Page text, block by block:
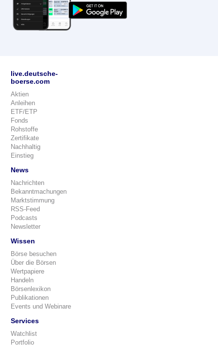
live.deutsche-
boerse.com
Aktien
Anleihen
ETF/ETP
Fonds
Rohstoffe
Zertifikate
Nachhaltig
Einstieg
News
Nachrichten
Bekanntmachungen
Marktstimmung
RSS-Feed
Podcasts
Newsletter
Wissen
Börse besuchen
Über die Börsen
Wertpapiere
Handeln
Börsenlexikon
Publikationen
Events und Webinare
Services
Watchlist
Portfolio